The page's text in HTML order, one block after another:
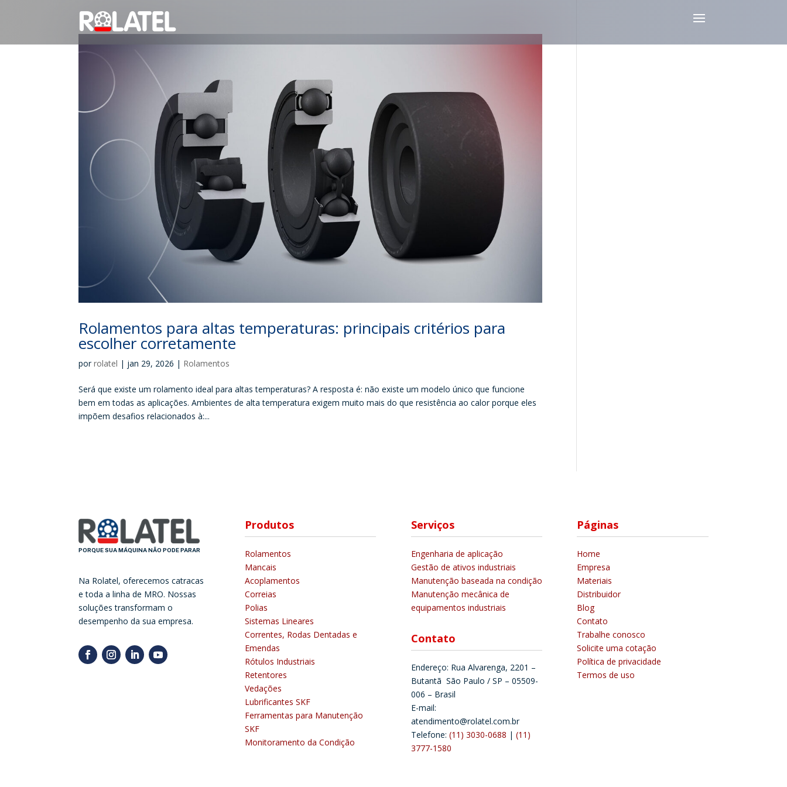
Rolamentos para altas temperaturas: principais critérios para
escolher corretamente
porrolatel | jan 29, 2026 | Rolamentos
Será que existe um rolamento ideal para altas temperaturas? A resposta é: não existe um modelo único que funcione
bem em todas as aplicações. Ambientes de alta temperatura exigem muito mais do que resistência ao calor porque eles
impõem desafios relacionados à:...
PORQUE SUA MÁQUINA NÃO PODE PARAR
Na Rolatel, oferecemos catracas
e toda a linha de MRO. Nossas
soluções transformam o
desempenho da sua empresa.
Produtos
Rolamentos
Mancais
Acoplamentos
Correias
Polias
Sistemas Lineares
Correntes, Rodas Dentadas e
Emendas
Rótulos Industriais
Retentores
Vedações
Lubrificantes SKF
Ferramentas para Manutenção
SKF
Monitoramento da Condição
Serviços
Engenharia de aplicação
Gestão de ativos industriais
Manutenção baseada na condição
Manutenção mecânica de
equipamentos industriais
Contato
Endereço: Rua Alvarenga, 2201 –
Butantã São Paulo / SP – 05509-
006 – Brasil
E-mail:
atendimento@rolatel.com.br
Telefone: (11) 3030-0688 | (11)
3777-1580
Páginas
Home
Empresa
Materiais
Distribuidor
Blog
Contato
Trabalhe conosco
Solicite uma cotação
Política de privacidade
Termos de uso